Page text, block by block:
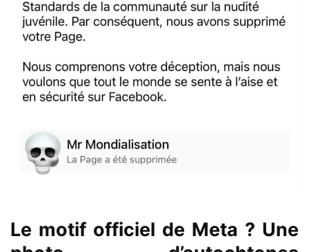
Le motif officiel de Meta ? Une